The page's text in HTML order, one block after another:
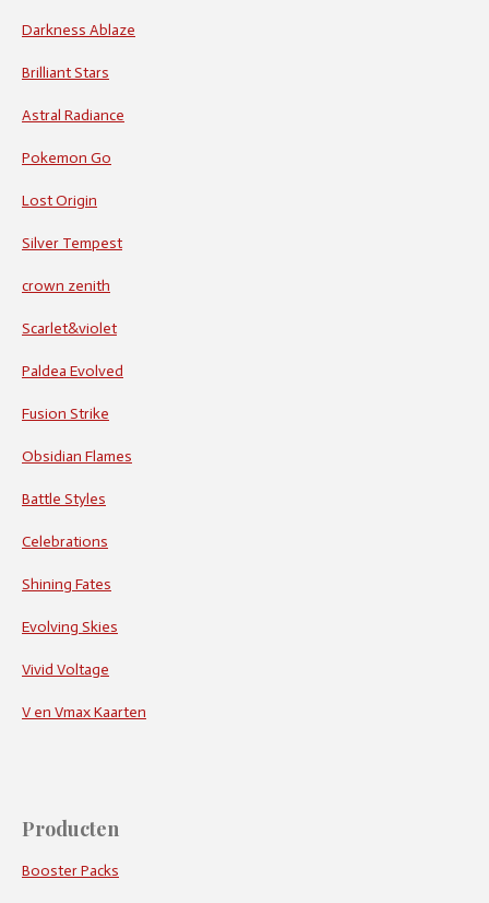
Darkness Ablaze
Brilliant Stars
Astral Radiance
Pokemon Go
Lost Origin
Silver Tempest
crown zenith
Scarlet&violet
Paldea Evolved
Fusion Strike
Obsidian Flames
Battle Styles
Celebrations
Shining Fates
Evolving Skies
Vivid Voltage
V en Vmax Kaarten
Producten
Booster Packs